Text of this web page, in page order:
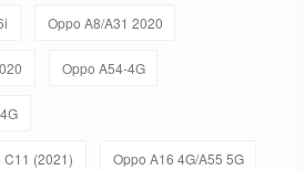
Oppo A8/A31 2020
Oppo A54-4G
(2021) Oppo A16 4G/A55 5G